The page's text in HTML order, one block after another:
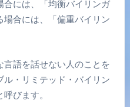
合には、「均衡バイリンガ
場合には、「偏重バイリン
言語を話せない人のことを
ル・リミテッド・バイリン
びます。